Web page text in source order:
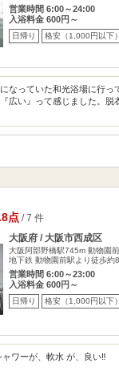
営業時間 6:00～24:00
入浴料金 600円～
日帰り 格安（1,000円以下）
なっていた和光浴場に行っ
広い』って感じました。脱
点/ 7 件
大阪府 / 大阪市西成区
大阪阿部野橋駅745m 動物園
地下鉄 動物園前駅より徒歩約
営業時間 6:00～23:00
入浴料金 600円～
日帰り 格安（1,000円以下）
ャワーが、軟水 が、良い‼️